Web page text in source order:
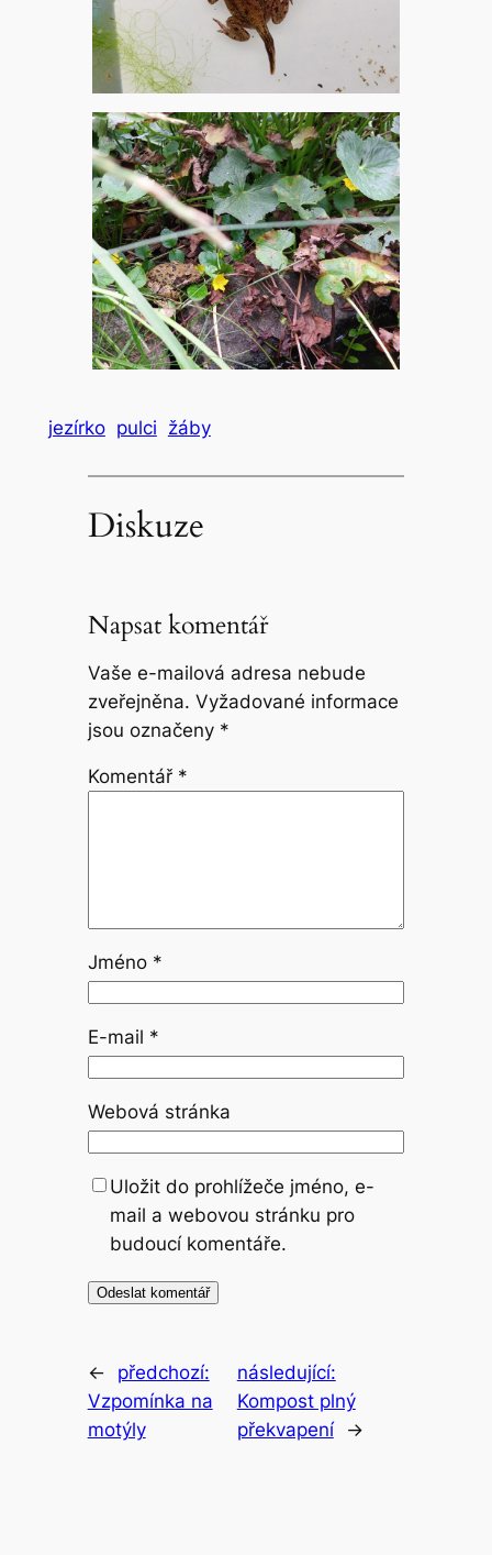
jezírko pulci žáby
Diskuze
Napsat komentář
Vaše e-mailová adresa nebude
zveřejněna. Vyžadované informace
jsou označeny *
Komentář *
Jméno *
E-mail *
Webová stránka
Uložit do prohlížeče jméno, e-
mail a webovou stránku pro
budoucí komentáře.
←
předchozí:
Vzpomínka na
motýly
následující:
Kompost plný
překvapení
→